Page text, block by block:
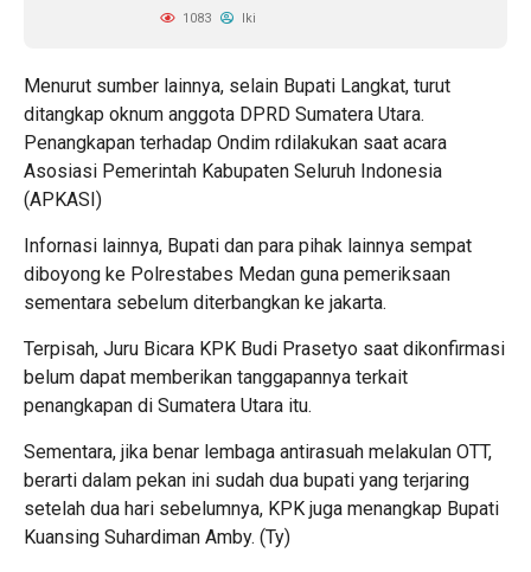
1083 Iki
Menurut sumber lainnya, selain Bupati Langkat, turut
ditangkap oknum anggota DPRD Sumatera Utara.
Penangkapan terhadap Ondim rdilakukan saat acara
Asosiasi Pemerintah Kabupaten Seluruh Indonesia
(APKASI)
Infornasi lainnya, Bupati dan para pihak lainnya sempat
diboyong ke Polrestabes Medan guna pemeriksaan
sementara sebelum diterbangkan ke jakarta.
Terpisah, Juru Bicara KPK Budi Prasetyo saat dikonfirmasi
belum dapat memberikan tanggapannya terkait
penangkapan di Sumatera Utara itu.
Sementara, jika benar lembaga antirasuah melakulan OTT,
berarti dalam pekan ini sudah dua bupati yang terjaring
setelah dua hari sebelumnya, KPK juga menangkap Bupati
Kuansing Suhardiman Amby. (Ty)